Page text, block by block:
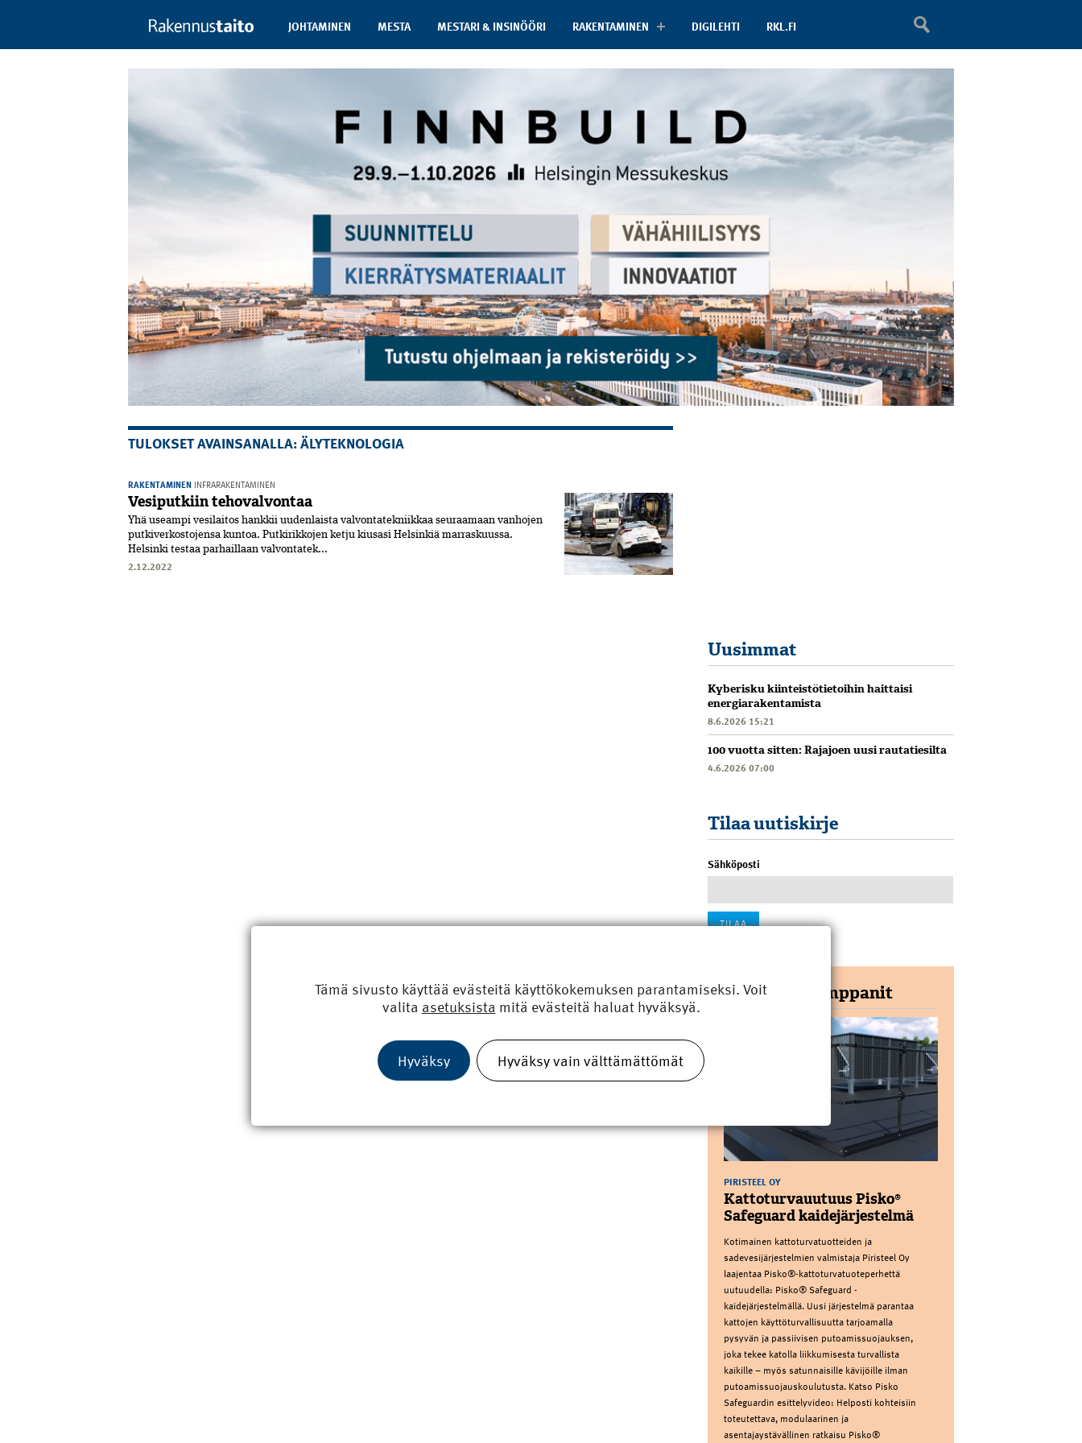
JOHTAMINEN MESTA MESTARI & INSINÖÖRI RAKENTAMINEN DIGILEHTI RKL.FI
TULOKSET AVAINSANALLA: ÄLYTEKNOLOGIA
RAKENTAMINEN INFRARAKENTAMINEN
Vesiputkiin tehovalvontaa
Yhä useampi vesilaitos hankkii uudenlaista valvontatekniikkaa seuraamaan vanhojen
putkiverkostojensa kuntoa. Putkirikkojen ketju kiusasi Helsinkiä marraskuussa.
Helsinki testaa parhaillaan valvontatek...
2.12.2022
Uusimmat
Kyberisku kiinteistötietoihin haittaisi
energiarakentamista
8.6.2026 15:21
100 vuotta sitten: Rajajoen uusi rautatiesilta
4.6.2026 07:00
Tilaa uutiskirje
Sähköposti
Yhteistyökumppanit
PIRISTEEL OY
Kattoturvauutuus Pisko®
Safeguard kaidejärjestelmä
Kotimainen kattoturvatuotteiden ja
sadevesijärjestelmien valmistaja Piristeel Oy
laajentaa Pisko®-kattoturvatuoteperhettä
uutuudella: Pisko® Safeguard -
kaidejärjestelmällä. Uusi järjestelmä parantaa
kattojen käyttöturvallisuutta tarjoamalla
pysyvän ja passiivisen putoamissuojauksen,
joka tekee katolla liikkumisesta turvallista
kaikille – myös satunnaisille kävijöille ilman
putoamissuojauskoulutusta. Katso Pisko
Safeguardin esittelyvideo: Helposti kohteisiin
toteutettava, modulaarinen ja
asentajaystävällinen ratkaisu Pisko®
Tämä sivusto käyttää evästeitä käyttökokemuksen parantamiseksi. Voit
valita asetuksista mitä evästeitä haluat hyväksyä.
Hyväksy Hyväksy vain välttämättömät